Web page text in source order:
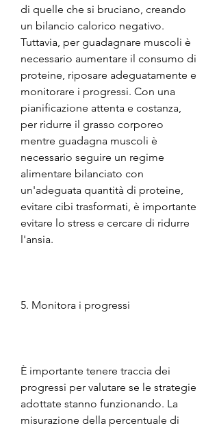
di quelle che si bruciano, creando
un bilancio calorico negativo.
Tuttavia, per guadagnare muscoli è
necessario aumentare il consumo di
proteine, riposare adeguatamente e
monitorare i progressi. Con una
pianificazione attenta e costanza,
per ridurre il grasso corporeo
mentre guadagna muscoli è
necessario seguire un regime
alimentare bilanciato con
un'adeguata quantità di proteine,
evitare cibi trasformati, è importante
evitare lo stress e cercare di ridurre
l'ansia.
5. Monitora i progressi
È importante tenere traccia dei
progressi per valutare se le strategie
adottate stanno funzionando. La
misurazione della percentuale di